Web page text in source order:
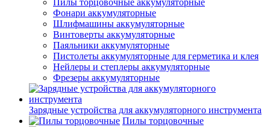
Пилы торцовочные аккумуляторные
Фонари аккумуляторные
Шлифмашины аккумуляторные
Винтоверты аккумуляторные
Паяльники аккумуляторные
Пистолеты аккумуляторные для герметика и клея
Нейлеры и степлеры аккумуляторные
Фрезеры аккумуляторные
Зарядные устройства для аккумуляторного инструмента
Пилы торцовочные